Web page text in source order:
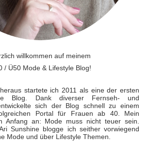
willkommen auf meinem
/ Ü50 Mode & Lifestyle Blog!
startete ich 2011 als eine der ersten
Blog. Dank diverser Fernseh- und
sich der Blog schnell zu einem
Portal für Frauen ab 40. Mein
Anfang an: Mode muss nicht teuer sein.
Sunshine blogge ich seither vorwiegend
Mode und über Lifestyle Themen.